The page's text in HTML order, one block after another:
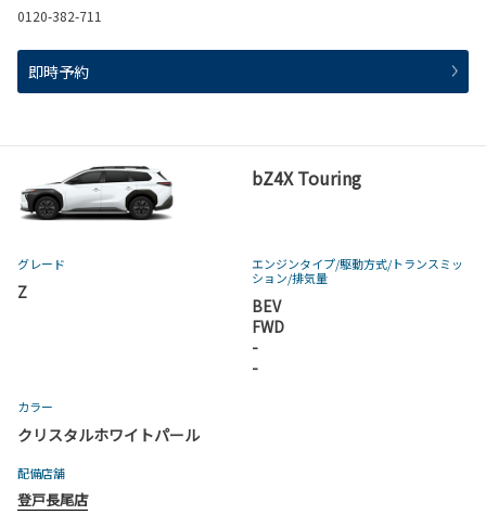
0120-382-711
即時予約
bZ4X Touring
グレード
Z
エンジンタイプ/駆動方式/トランスミッ
ション/排気量
BEV
FWD
-
-
カラー
クリスタルホワイトパール
配備店舗
登戸長尾店